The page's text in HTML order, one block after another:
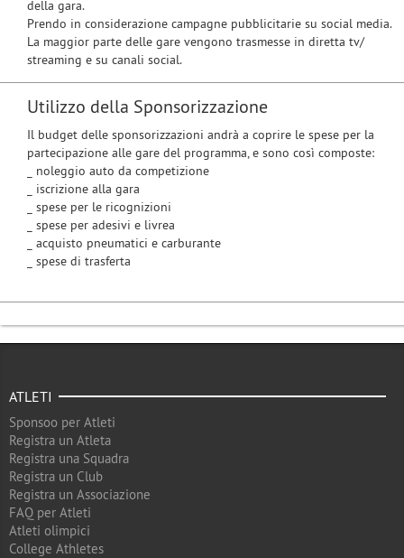
della gara.
Prendo in considerazione campagne pubblicitarie su social media.
La maggior parte delle gare vengono trasmesse in diretta tv/
streaming e su canali social.
Utilizzo della Sponsorizzazione
Il budget delle sponsorizzazioni andrà a coprire le spese per la
partecipazione alle gare del programma, e sono così composte:
_ noleggio auto da competizione
_ iscrizione alla gara
_ spese per le ricognizioni
_ spese per adesivi e livrea
_ acquisto pneumatici e carburante
_ spese di trasferta
ATLETI
Sponsoo per Atleti
Registra un Atleta
Registra una Squadra
Registra un Club
Registra un Associazione
FAQ per Atleti
Atleti olimpici
College Athletes